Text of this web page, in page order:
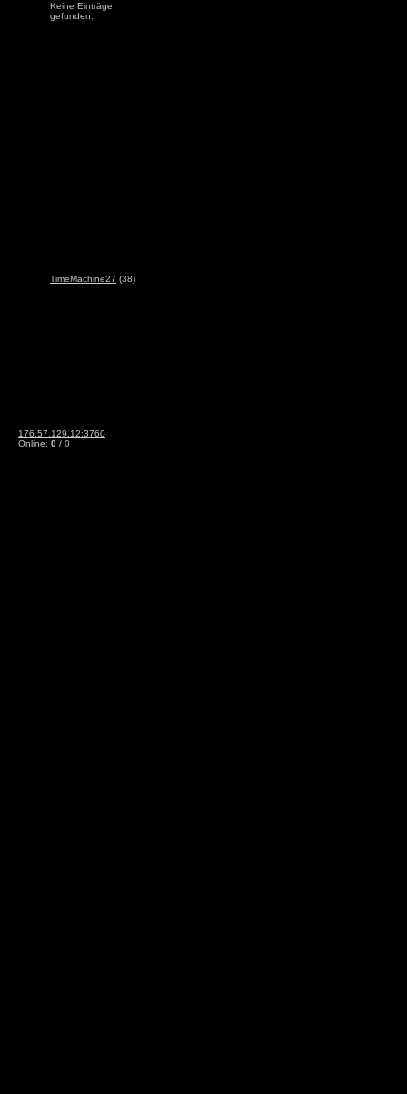
Keine Einträge
gefunden.
TimeMachine27 (38)
176.57.129.12:3760
Online: 0 / 0